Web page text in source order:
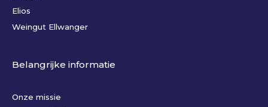
Elios
Weingut Ellwanger
Belangrijke informatie
Onze missie